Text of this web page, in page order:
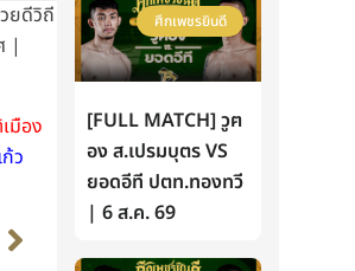
ยดีวิถี
|
มือง
ว
Next
ศึกเพชรยินดี
[FULL MATCH] วูฅ
อง ส.เปรมบุตร VS
ยอดอีที ปตท.ทองทวี
| 6 ส.ค. 69